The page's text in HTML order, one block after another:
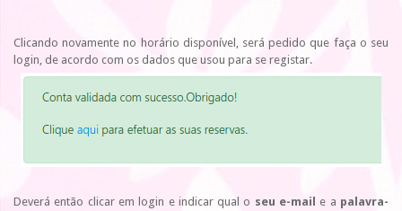
Clicando novamente no horário disponível, será pedido que faça o seu
login, de acordo com os dados que usou para se registar.
Deverá então clicar em login e indicar qual o seu e-mail e a palavra-